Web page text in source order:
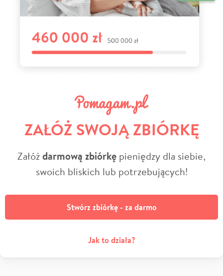
ZAŁÓŻ SWOJĄ ZBIÓRKĘ
Załóżdarmową zbiórkę pieniędzy dla siebie,
swoich bliskich lub potrzebujących!
Stwórz zbiórkę - za darmo
Jak to działa?